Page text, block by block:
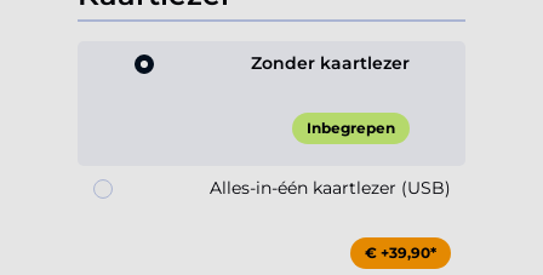
Zonder kaartlezer
Inbegrepen
Alles-in-één kaartlezer (USB)
€ +39,90*